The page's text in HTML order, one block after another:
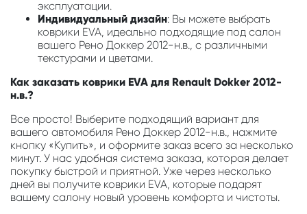
эксплуатации.
Индивидуальный дизайн: Вы можете выбрать
коврики EVA, идеально подходящие под салон
вашего Рено Доккер 2012-н.в., с различными
текстурами и цветами.
Как заказать коврики EVA для Renault Dokker 2012-
н.в.?
Все просто! Выберите подходящий вариант для
вашего автомобиля Рено Доккер 2012-н.в., нажмите
кнопку «Купить», и оформите заказ всего за несколько
минут. У нас удобная система заказа, которая делает
покупку быстрой и приятной. Уже через несколько
дней вы получите коврики EVA, которые подарят
вашему салону новый уровень комфорта и чистоты.